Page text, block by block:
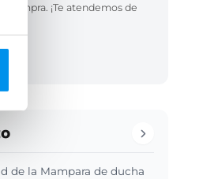
compra. ¡Te atendemos de
de la Mampara de ducha